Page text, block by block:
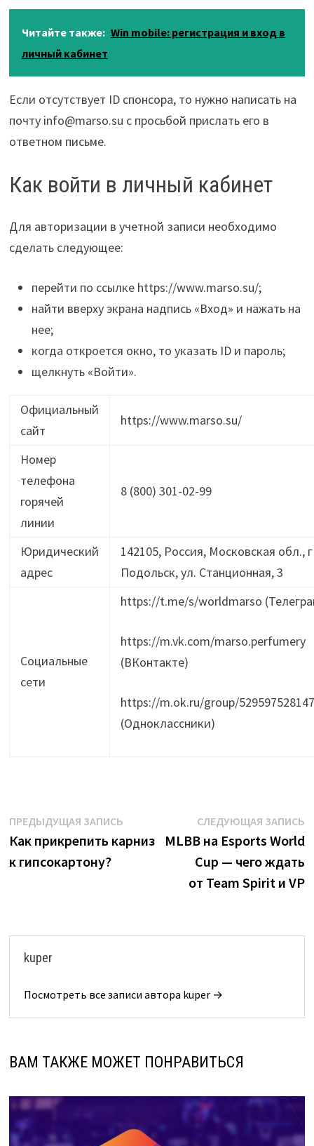
Читайте также: Win mobile: регистрация и вход в
личный кабинет
Если отсутствует ID спонсора, то нужно написать на
почту info@marso.su с просьбой прислать его в
ответном письме.
Как войти в личный кабинет
Для авторизации в учетной записи необходимо
сделать следующее:
перейти по ссылке https://www.marso.su/;
найти вверху экрана надпись «Вход» и нажать на
нее;
когда откроется окно, то указать ID и пароль;
щелкнуть «Войти».
Официальный
сайт
https://www.marso.su/
Номер
телефона
горячей
линии
8 (800) 301-02-99
Юридический
адрес
142105, Россия, Московская обл., г
Подольск, ул. Станционная, 3
Социальные
сети
https://t.me/s/worldmarso
https://m.vk.com/marso.perfumery
(ВКонтакте)
https://m.ok.ru/group/
(Одноклассники)
Навигация
по
записям
ПРЕДЫДУЩАЯ ЗАПИСЬПредыдущая
запись:
Как прикрепить карниз
к гипсокартону?
СЛЕДУЮЩАЯ ЗАПИСЬ
MLBB на Esports World
Cup — чего ждать
от Team Spirit и VP
kuper
Посмотреть все записи автора kuper →
ВАМ ТАКЖЕ МОЖЕТ ПОНРАВИТЬСЯ